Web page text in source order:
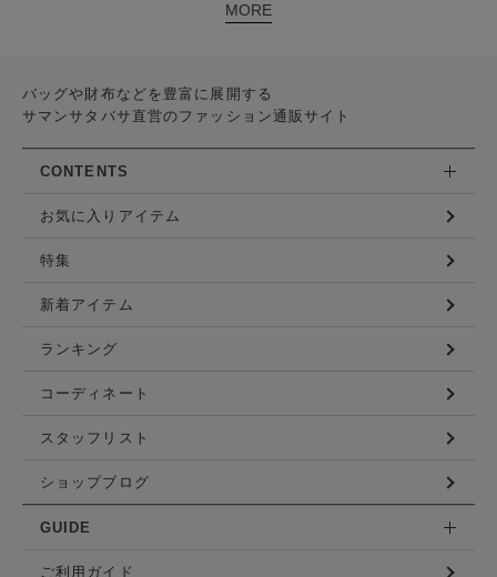
MORE
バッグや財布などを豊富に展開する
サマンサタバサ直営のファッション通販サイト
CONTENTS
お気に入りアイテム
特集
新着アイテム
ランキング
コーディネート
スタッフリスト
ショップブログ
GUIDE
ご利用ガイド